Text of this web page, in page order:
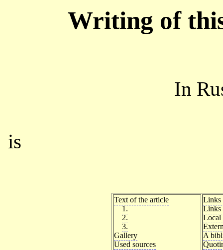
Writing of
In
is
Text of the article
1.
2.
3.
Gallery
Used sources
Links
Links
Local
A